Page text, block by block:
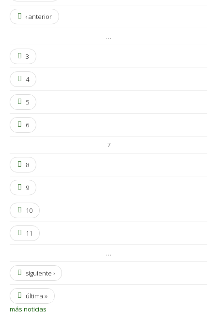
‹ anterior
…
3
4
5
6
7
8
9
10
11
…
siguiente ›
última »
más noticias